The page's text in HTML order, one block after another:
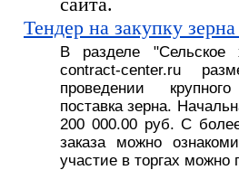
Тендер на закупку
В разделе "Сельское
contract-center.ru
проведении
поставказерна. На
200 000.00 руб. С
заказа можно
участие в торгах можно